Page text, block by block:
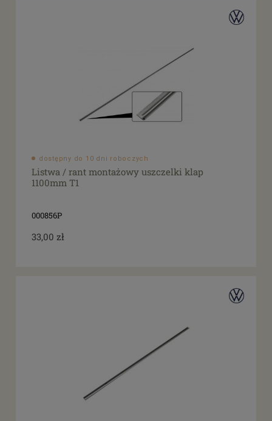
dostępny do 10 dni roboczych
Listwa / rant montażowy uszczelki klap
1100mm T1
000856P
33,00 zł